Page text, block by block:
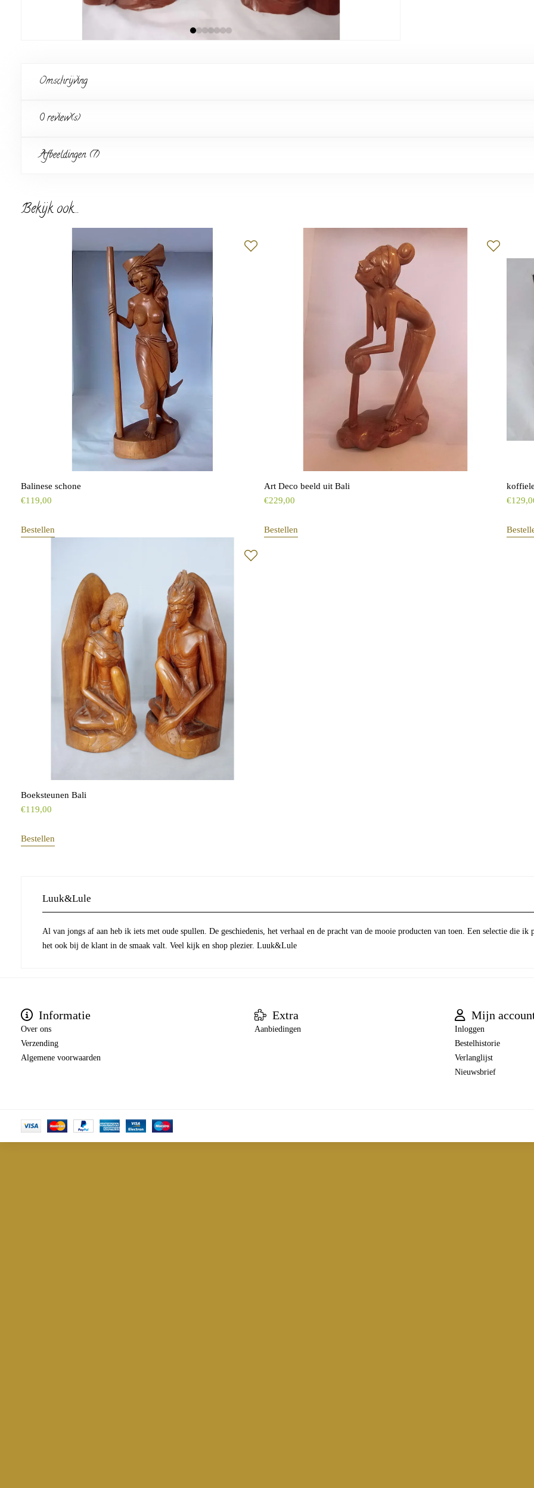
Omschrijving
0 review(s)
Afbeeldingen (7)
Bekijk ook...
Balinese schone
€119,00
Bestellen
Art Deco beeld uit Bali
€229,00
Bestellen
€
Boeksteunen Bali
€119,00
Bestellen
Luuk&Lule
Al van jongs af aan heb ik iets met oude spullen. De geschiedenis, het verhaal en de pracht van de mooie producten van toen. Een selectie die
het ook bij de klant in de smaak valt. Veel kijk en shop plezier. Luuk&Lule
Informatie
Over ons
Verzending
Algemene voorwaarden
Extra
Aanbiedingen
Mijn
Inloggen
Bestelhistorie
Verlanglijst
Nieuwsbrief